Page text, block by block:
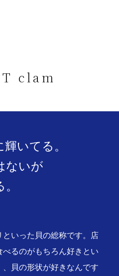
clam
いてる。
ないが
いった貝の総称です。店
るのがもちろん好きとい
貝の形状が好きなんです